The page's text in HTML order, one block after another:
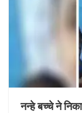
नन्हे बच्चे ने